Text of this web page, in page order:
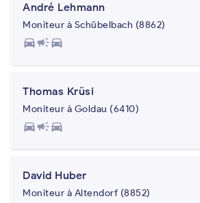
André Lehmann
Moniteur à Schübelbach (8862)
directions_carcampaigndirections_car
Thomas Krüsi
Moniteur à Goldau (6410)
directions_carcampaigndirections_car
David Huber
Moniteur à Altendorf (8852)